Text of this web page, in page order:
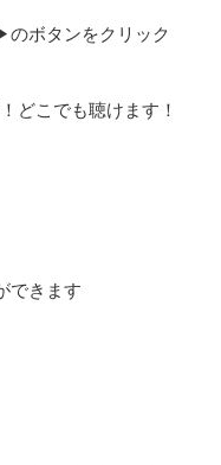
ボタンをクリック
どこでも聴けます！
できます